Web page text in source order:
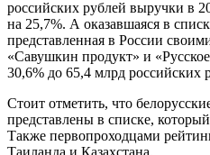
российских рублей выручки в
на 25,7%. А оказавшаяся в
представленная в России
«Савушкин продукт» и
30,6% до 65,4 млрд российских
Стоит отметить, что
представлены в списке,
Также первопроходцами
Таиланда и Казахстана.